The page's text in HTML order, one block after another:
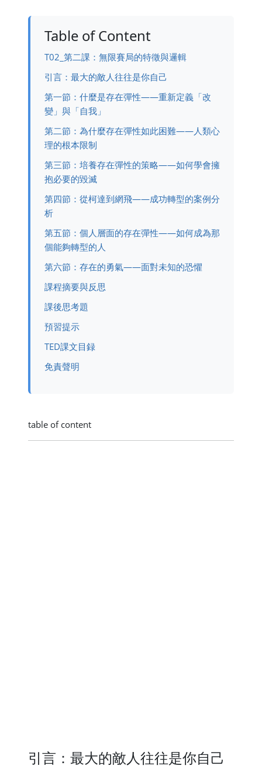
Table of Content
T02_第二課：無限賽局的特徵與邏輯
引言：最大的敵人往往是你自己
第一節：什麼是存在彈性——重新定義「改
變」與「自我」
第二節：為什麼存在彈性如此困難——人類心
理的根本限制
第三節：培養存在彈性的策略——如何學會擁
抱必要的毀滅
第四節：從柯達到網飛——成功轉型的案例分
析
第五節：個人層面的存在彈性——如何成為那
個能夠轉型的人
第六節：存在的勇氣——面對未知的恐懼
課程摘要與反思
課後思考題
預習提示
TED課文目録
免責聲明
table of content
引言：最大的敵人往往是你自己